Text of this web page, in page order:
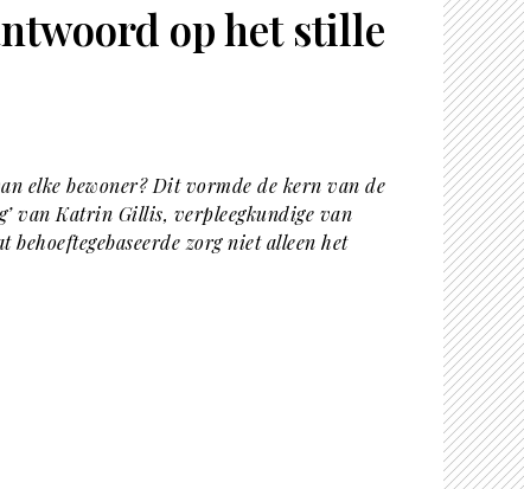
op het stille
elke bewoner? Dit vormde de kern van de
van Katrin Gillis, verpleegkundige van
zorg niet alleen het